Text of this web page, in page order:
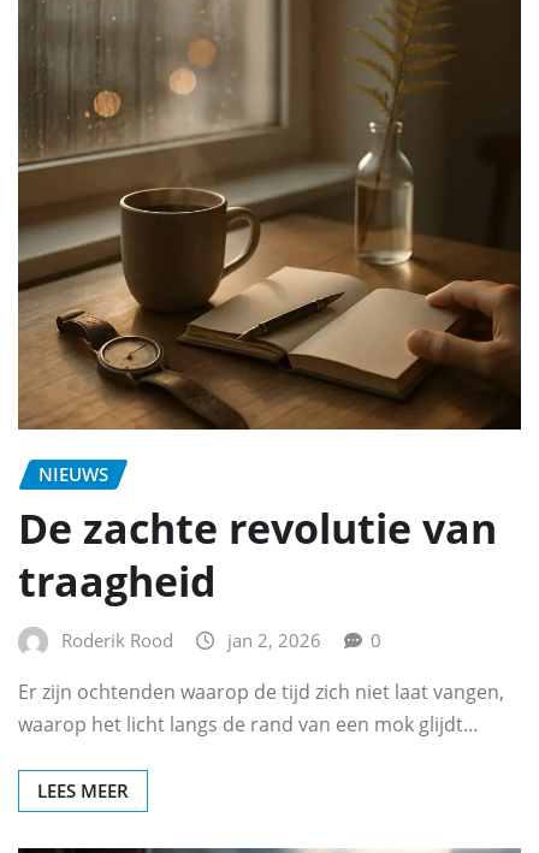
NIEUWS
De zachte revolutie van
traagheid
Roderik Rood jan 2, 2026 0
Er zijn ochtenden waarop de tijd zich niet laat vangen,
waarop het licht langs de rand van een mok glijdt…
LEES MEER